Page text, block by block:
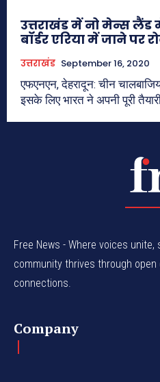
उत्तराखंड में नो मेन्स लैंड
बॉर्डर एरिया में जाने पर
उत्तराखंड September 16, 2020
एफएनएन, देहरादून: चीन
इसके लिए भारत ने अपनी पूरी
Free News - Where voices
community thrives through open
connections.
Company